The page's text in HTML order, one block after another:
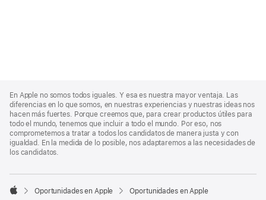
Footer
En Apple no somos todos iguales. Y esa es nuestra mayor ventaja. Las
diferencias en lo que somos, en nuestras experiencias y nuestras ideas nos
hacen más fuertes. Porque creemos que, para crear productos útiles para
todo el mundo, tenemos que incluir a todo el mundo. Por eso, nos
comprometemos a tratar a todos los candidatos de manera justa y con
igualdad. En la medida de lo posible, nos adaptaremos a las necesidades de
los candidatos.

Oportunidades en Apple Oportunidades en Apple